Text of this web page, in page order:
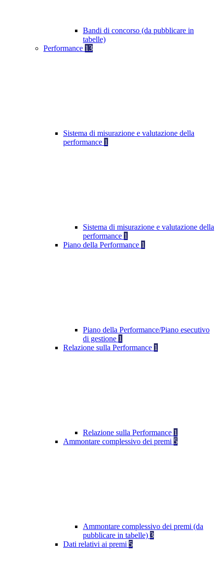
Bandi di concorso (da pubblicare in
tabelle)
Performance 13
Sistema di misurazione e valutazione della
performance 1
Sistema di misurazione e valutazione della
performance 1
Piano della Performance 1
Piano della Performance/Piano esecutivo
di gestione 1
Relazione sulla Performance 1
Relazione sulla Performance 1
Ammontare complessivo dei premi 5
Ammontare complessivo dei premi (da
pubblicare in tabelle) 3
Dati relativi ai premi 5